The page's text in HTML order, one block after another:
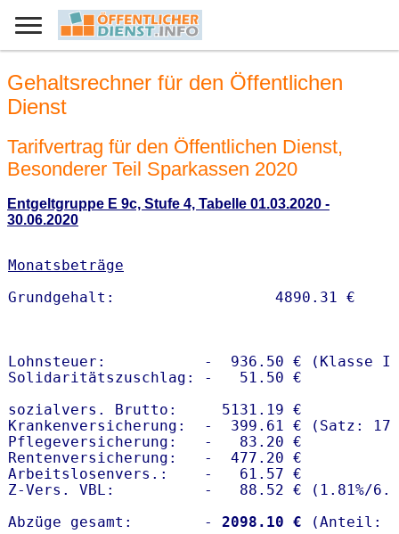
Gehaltsrechner für den Öffentlichen
Dienst
Tarifvertrag für den Öffentlichen Dienst,
Besonderer Teil Sparkassen 2020
Entgeltgruppe E 9c, Stufe 4, Tabelle 01.03.2020 -
30.06.2020
Monatsbeträge
Lohnsteuer:           -  936.50 € (Klasse I)
Solidaritätszuschlag: -   51.50 €
sozialvers. Brutto:     5131.19 €
Krankenversicherung:  -  399.61 € (Satz:
Pflegeversicherung:   -   83.20 €
Rentenversicherung:   -  477.20 €
Arbeitslosenvers.:    -   61.57 €
Z-Vers. VBL:          -   88.52 € ( 1.81%/
Abzüge gesamt:        -
2098.10 €